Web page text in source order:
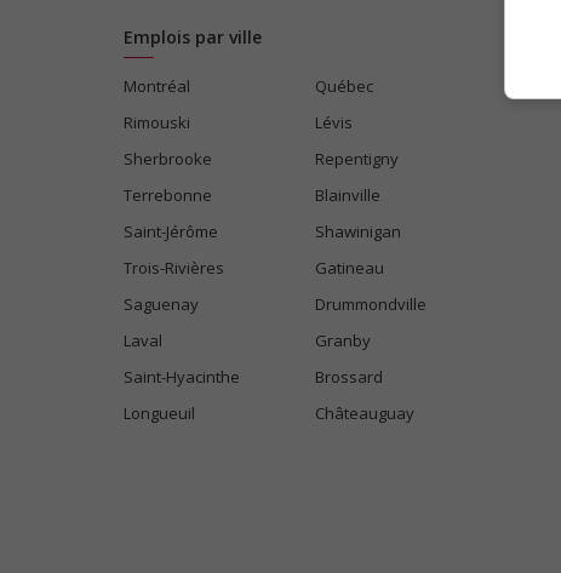
Emplois par ville
Montréal
Québec
Rimouski
Lévis
Sherbrooke
Repentigny
Terrebonne
Blainville
Saint-Jérôme
Shawinigan
Trois-Rivières
Gatineau
Saguenay
Drummondville
Laval
Granby
Saint-Hyacinthe
Brossard
Longueuil
Châteauguay